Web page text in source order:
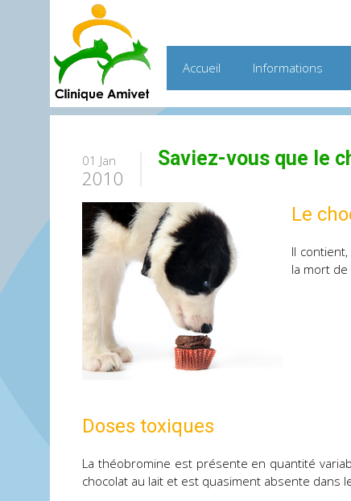
Accueil Informations
01 Jan
2010
Saviez-vous que le
Le
Il
la mort de
Doses toxiques
La théobromine est présente en quantité
chocolat au lait et est quasiment absente dans